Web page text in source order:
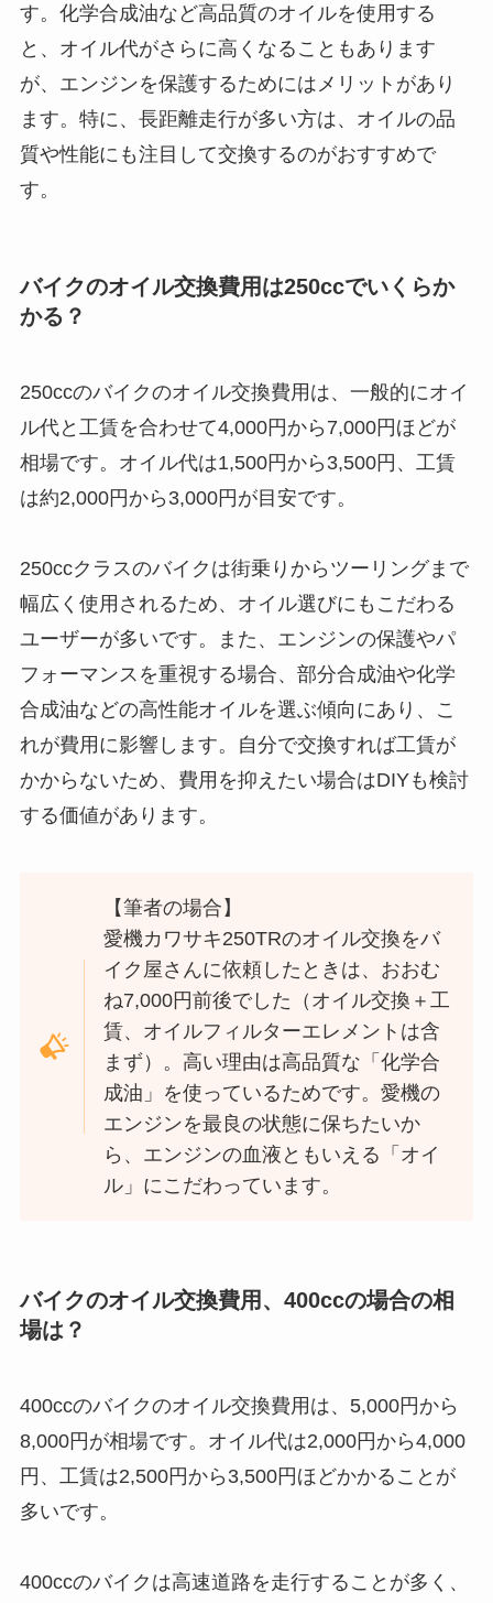
す。化学合成油など高品質のオイルを使用する
と、オイル代がさらに高くなることもあります
が、エンジンを保護するためにはメリットがあり
ます。特に、長距離走行が多い方は、オイルの品
質や性能にも注目して交換するのがおすすめで
す。
バイクのオイル交換費用は250ccでいくらか
かる？
250ccのバイクのオイル交換費用は、一般的にオイ
ル代と工賃を合わせて4,000円から7,000円ほどが
相場です。オイル代は1,500円から3,500円、工賃
は約2,000円から3,000円が目安です。
250ccクラスのバイクは街乗りからツーリングまで
幅広く使用されるため、オイル選びにもこだわる
ユーザーが多いです。また、エンジンの保護やパ
フォーマンスを重視する場合、部分合成油や化学
合成油などの高性能オイルを選ぶ傾向にあり、こ
れが費用に影響します。自分で交換すれば工賃が
かからないため、費用を抑えたい場合はDIYも検討
する価値があります。
【筆者の場合】
愛機カワサキ250TRのオイル交換をバ
イク屋さんに依頼したときは、おおむ
ね7,000円前後でした（オイル交換＋工
賃、オイルフィルターエレメントは含
まず）。高い理由は高品質な「化学合
成油」を使っているためです。愛機の
エンジンを最良の状態に保ちたいか
ら、エンジンの血液ともいえる「オイ
ル」にこだわっています。
バイクのオイル交換費用、400ccの場合の相
場は？
400ccのバイクのオイル交換費用は、5,000円から
8,000円が相場です。オイル代は2,000円から4,000
円、工賃は2,500円から3,500円ほどかかることが
多いです。
400ccのバイクは高速道路を走行することが多く、